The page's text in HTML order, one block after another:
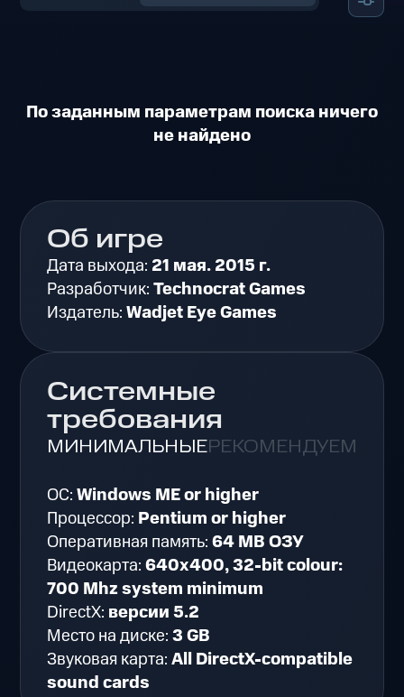
По заданным параметрам поиска ничего
не найдено
Об игре
Дата выхода: 21 мая. 2015 г.
Разработчик:Technocrat Games
Издатель:Wadjet Eye Games
Системные
требования
МИНИМАЛЬНЫЕРЕКОМЕНДУЕМЫЕ
ОС:Windows ME or higher
Процессор: Pentium or higher
Оперативная память:64 MB ОЗУ
Видеокарта:640x400, 32-bit colour:
700 Mhz system minimum
DirectX: версии 5.2
Место на диске:3 GB
Звуковая карта:All DirectX-compatible
sound cards